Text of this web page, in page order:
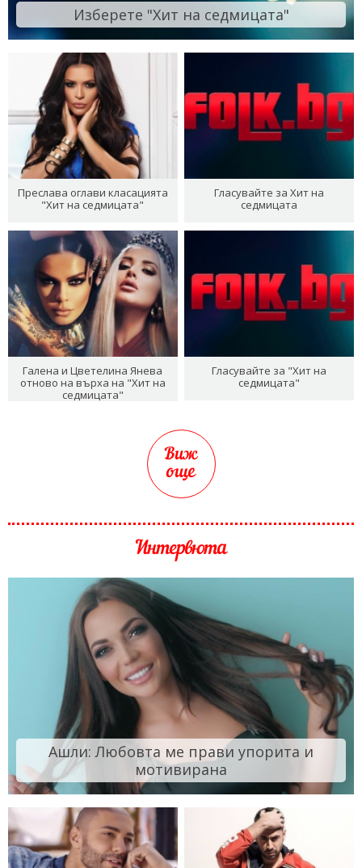
Изберете "Хит на седмицата"
Преслава оглави класацията
"Хит на седмицата"
Гласувайте за Хит на
седмицата
Галена и Цветелина Янева
отново на върха на "Хит на
седмицата"
Гласувайте за "Хит на
седмицата"
Виж
още
Интервюта
Ашли: Любовта ме прави упорита и
мотивирана